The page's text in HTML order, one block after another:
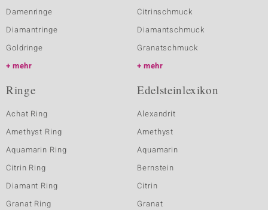
Damenringe
Diamantringe
Goldringe
mehr
Citrinschmuck
Diamantschmuck
Granatschmuck
mehr
Ringe
Achat Ring
Amethyst Ring
Aquamarin Ring
Citrin Ring
Diamant Ring
Granat Ring
Edelsteinlexikon
Alexandrit
Amethyst
Aquamarin
Bernstein
Citrin
Granat